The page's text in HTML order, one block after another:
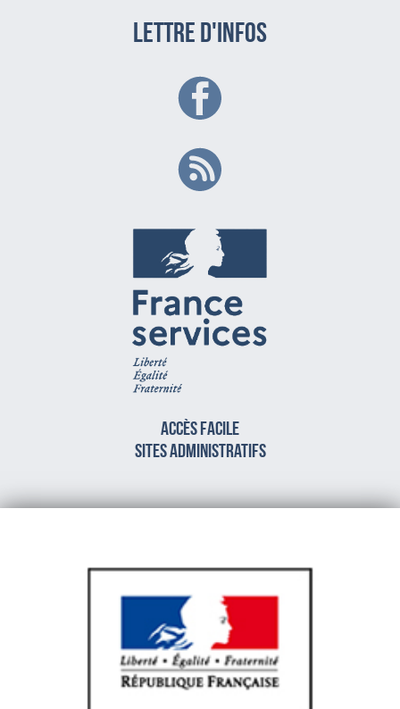
LETTRE D'INFOS
Accès facile
sites administratifs